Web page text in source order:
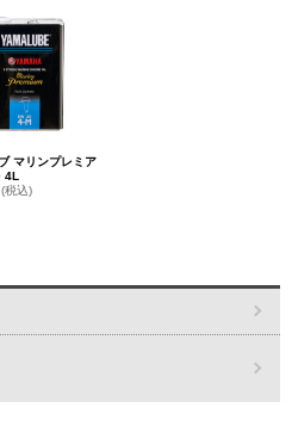
マリンプレミア
4L
税込)